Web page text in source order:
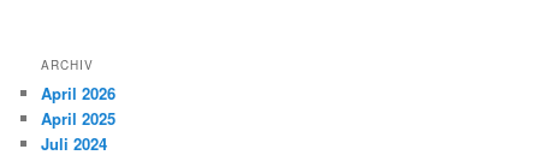
ARCHIV
April 2026
April 2025
Juli 2024